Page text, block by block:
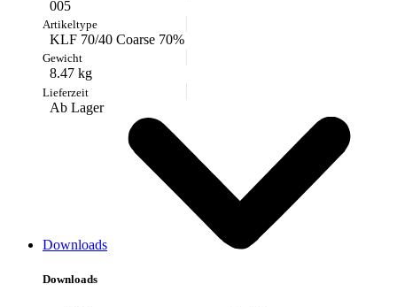
005
KLF 70/40 Coarse 70%
8.47 kg
Ab Lager
Downloads
Downloads